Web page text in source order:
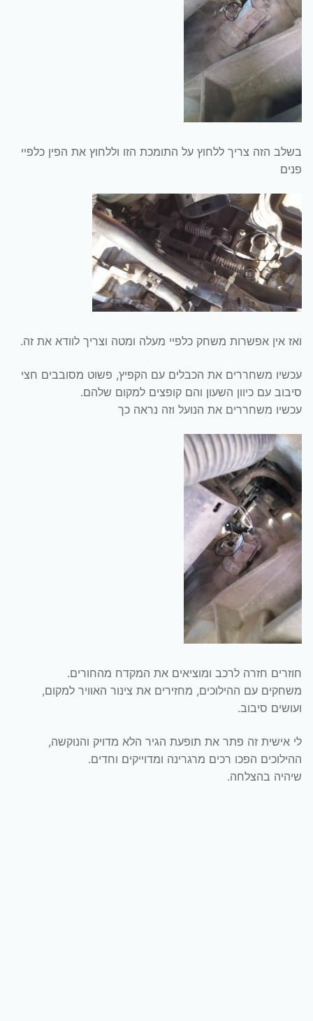
בשלב הזה צריך ללחוץ על התומכת הזו וללחוץ את הפין כלפיי
פנים
ואז אין אפשרות משחק כלפיי מעלה ומטה וצריך לוודא את זה.
עכשיו משחררים את הכבלים עם הקפיץ, פשוט מסובבים חצי
סיבוב עם כיוון השעון והם קופצים למקום שלהם.
עכשיו משחררים את הנועל וזה נראה כך
חוזרים חזרה לרכב ומוציאים את המקדח מהחורים.
משחקים עם ההילוכים, מחזירים את צינור האוויר למקום,
ועושים סיבוב.
לי אישית זה פתר את תופעת הגיר הלא מדויק והנוקשה,
ההילוכים הפכו רכים מרגרינה ומדוייקים וחדים.
שיהיה בהצלחה.